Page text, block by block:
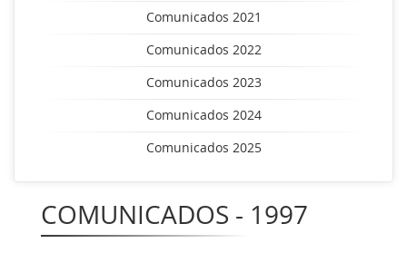
Comunicados 2021
Comunicados 2022
Comunicados 2023
Comunicados 2024
Comunicados 2025
COMUNICADOS - 1997